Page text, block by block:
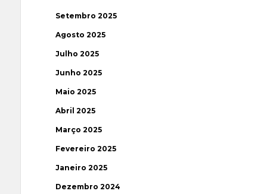
Setembro 2025
Agosto 2025
Julho 2025
Junho 2025
Maio 2025
Abril 2025
Março 2025
Fevereiro 2025
Janeiro 2025
Dezembro 2024